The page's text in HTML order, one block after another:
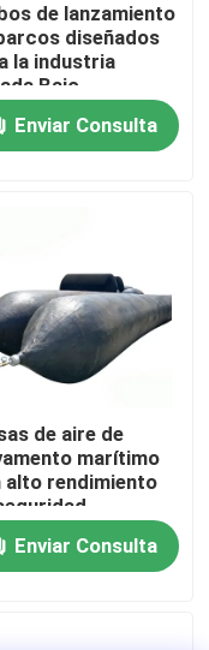
de lanzamiento
diseñados
la industria
Bajo
de
suave
Enviar Consulta
de aire de
marítimo
alto rendimiento
para uso
y gran
Enviar Consulta